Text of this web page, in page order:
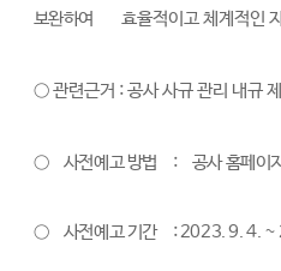
보완하여
효율적이고 체계적인
○ 관련근거 : 공사 사규 관리 내규
○ 사전예고 방법 : 공사 홈페이
○ 사전예고 기간 : 2023. 9. 4.